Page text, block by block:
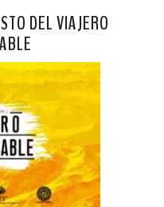
DEL VIAJERO